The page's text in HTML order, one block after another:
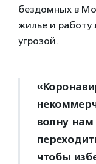
бездомных в
жилье и
угрозой.
волну
чтобы